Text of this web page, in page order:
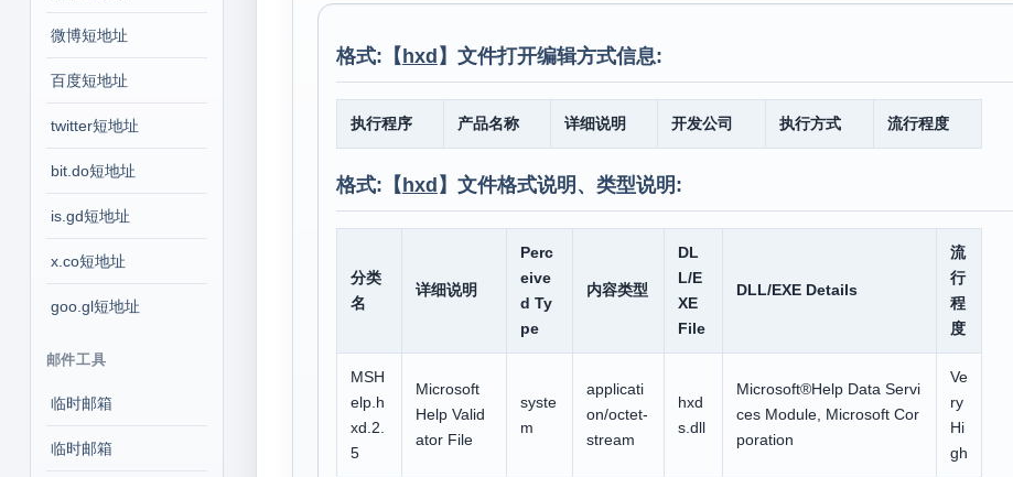
微博短地址
百度短地址
twitter短地址
bit.do短地址
is.gd短地址
x.co短地址
goo.gl短地址
邮件工具
临时邮箱
临时邮箱
格式:【 hxd 】文件打开编辑方式信息:
执行程序 产品名称 详细说明 开发公司 执行方式 流行程度
格式:【 hxd 】文件格式说明、类型说明:
分类
名
详细说明
Perc
eive
d Ty
pe
内容类型
DL
L/E
XE
File
DLL/EXE Details
流
行
程
度
MSH
elp.h
xd.2.
5
Microsoft
Help Valid
ator File
syste
m
applicati
on/octet-
stream
hxd
s.dll
Microsoft®Help Data Servi
ces Module, Microsoft Cor
poration
Ve
ry
Hi
gh